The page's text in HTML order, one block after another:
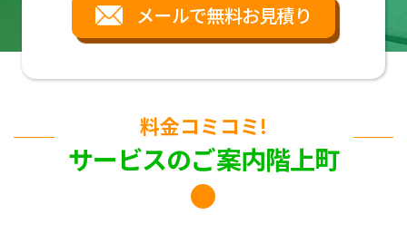
メールで無料お見積り
料金コミコミ!
サービスのご案内階上町